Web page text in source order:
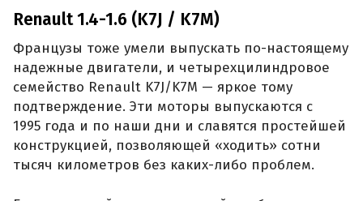
Renault 1.4-1.6 (K7J / K7M)
Французы тоже умели выпускать по-настоящему
надежные двигатели, и четырехцилиндровое
семейство Renault K7J/K7M — яркое тому
подтверждение. Эти моторы выпускаются с
1995 года и по наши дни и славятся простейшей
конструкцией, позволяющей «ходить» сотни
тысяч километров без каких-либо проблем.